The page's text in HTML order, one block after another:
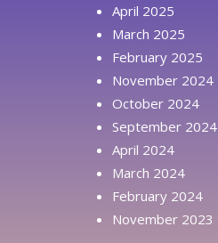
April 2025
March 2025
February 2025
November 2024
October 2024
September 2024
April 2024
March 2024
February 2024
November 2023